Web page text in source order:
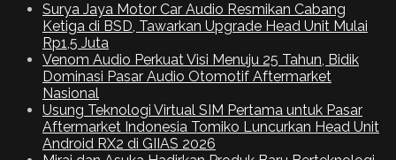
Surya Jaya Motor Car Audio Resmikan Cabang
Ketiga di BSD, Tawarkan Upgrade Head Unit Mulai
Rp1,5 Juta
Venom Audio Perkuat Visi Menuju 25 Tahun, Bidik
Dominasi Pasar Audio Otomotif Aftermarket
Nasional
Usung Teknologi Virtual SIM Pertama untuk Pasar
Aftermarket Indonesia Tomiko Luncurkan Head Unit
Android RX2 di GIIAS 2026